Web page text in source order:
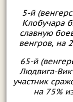
5-й
Клобучара
славную
венгров, на
65-й
Людвига-
участник
на 75%